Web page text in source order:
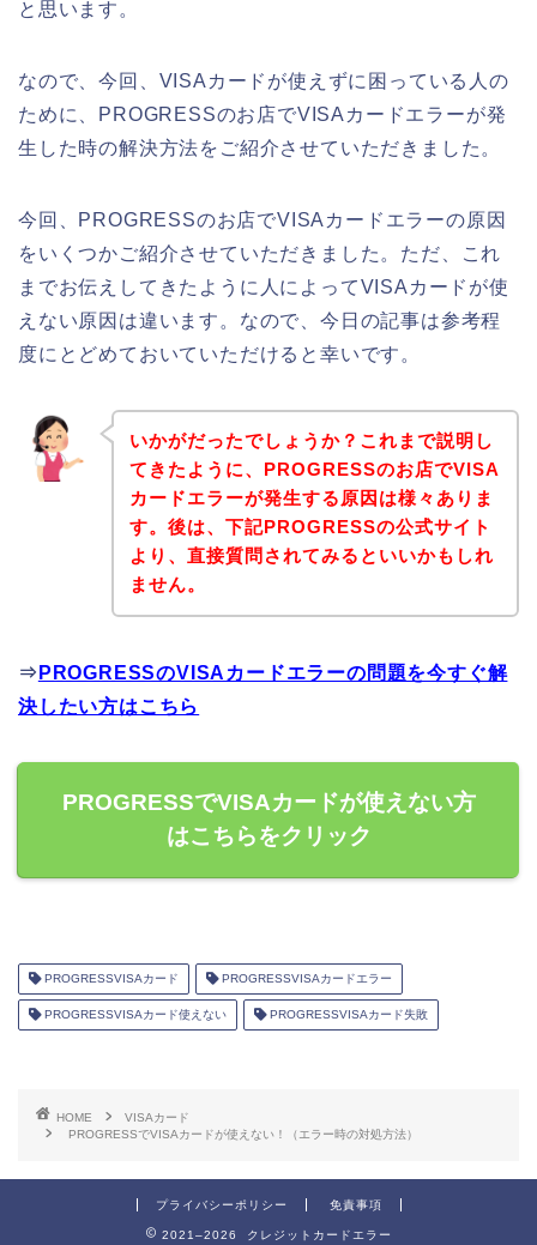
と思います。
なので、今回、VISAカードが使えずに困っている人の
ために、PROGRESSのお店でVISAカードエラーが発
生した時の解決方法をご紹介させていただきました。
今回、PROGRESSのお店でVISAカードエラーの原因
をいくつかご紹介させていただきました。ただ、これ
までお伝えしてきたように人によってVISAカードが使
えない原因は違います。なので、今日の記事は参考程
度にとどめておいていただけると幸いです。
いかがだったでしょうか？これまで説明し
てきたように、PROGRESSのお店でVISA
カードエラーが発生する原因は様々ありま
す。後は、下記PROGRESSの公式サイト
より、直接質問されてみるといいかもしれ
ません。
⇒ PROGRESSのVISAカードエラーの問題を今すぐ解
決したい方はこちら
PROGRESSでVISAカードが使えない方
はこちらをクリック
PROGRESSVISAカード PROGRESSVISAカードエラー
PROGRESSVISAカード使えない PROGRESSVISAカード失敗
HOME
VISAカード
PROGRESSでVISAカードが使えない！（エラー時の対処方法）
プライバシーポリシー 免責事項
2021–2026 クレジットカードエラー